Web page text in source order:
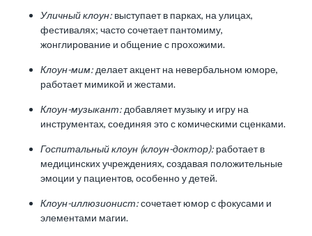
Уличный клоун: выступает в парках, на улицах,
фестивалях; часто сочетает пантомиму,
жонглирование и общение с прохожими.
Клоун-мим: делает акцент на невербальном юморе,
работает мимикой и жестами.
Клоун-музыкант: добавляет музыку и игру на
инструментах, соединяя это с комическими сценками.
Госпитальный клоун (клоун-доктор): работает в
медицинских учреждениях, создавая положительные
эмоции у пациентов, особенно у детей.
Клоун-иллюзионист:сочетает юмор с фокусами и
элементами магии.